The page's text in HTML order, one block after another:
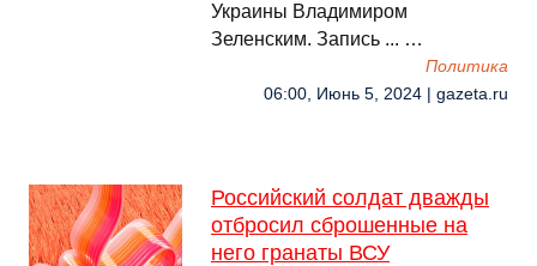
Украины Владимиром
Зеленским. Запись ... …
Политика
06:00, Июнь 5, 2024 | gazeta.ru
Российский солдат дважды
отбросил сброшенные на
него гранаты ВСУ